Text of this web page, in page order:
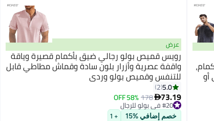
أو
عرض
رويس قميص بولو رجالي ضيق بأكمام قصيرة وياقة
واقفة عصرية وأزرار بلون سادة وقماش مطاطي قابل
للتنفس وقميص بولو وردي
5.0
2
73.19
178
58% OFF #20 في بولو للرجال
توصيل مجاني
#20 في بولو للرجال
خصم إضافي %15 + 1